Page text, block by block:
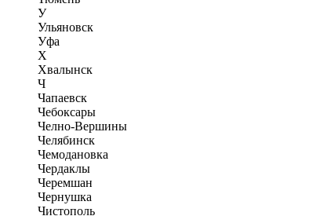
У
Ульяновск
Уфа
Х
Хвалынск
Ч
Чапаевск
Чебоксары
Челно-Вершины
Челябинск
Чемодановка
Чердаклы
Черемшан
Чернушка
Чистополь